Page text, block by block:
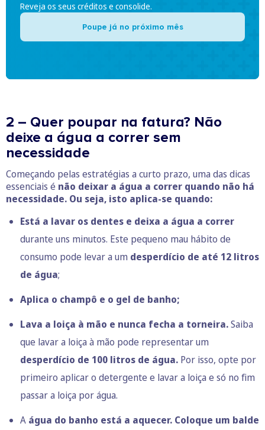
Reveja os seus créditos e consolide.
Poupe já no próximo mês
2 – Quer poupar na fatura? Não
deixe a água a correr sem
necessidade
Começando pelas estratégias a curto prazo, uma das dicas
essenciais é não deixar a água a correr quando não há
necessidade. Ou seja, isto aplica-se quando:
Está a lavar os dentes e deixa a água a correr
durante uns minutos. Este pequeno mau hábito de
consumo pode levar a um desperdício de até 12 litros
de água;
Aplica o champô e o gel de banho;
Lava a loiça à mão e nunca fecha a torneira.Saiba
que lavar a loiça à mão pode representar um
desperdício de 100 litros de água. Por isso, opte por
primeiro aplicar o detergente e lavar a loiça e só no fim
passar a loiça por água.
A água do banho está a aquecer. Coloque um balde